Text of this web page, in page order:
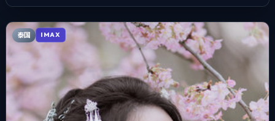
泰国 IMAX